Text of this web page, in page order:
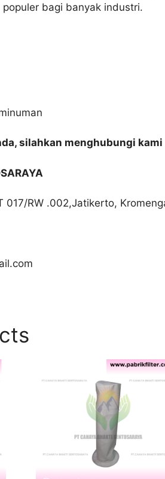
bagi banyak industri.
silahkan menghubungi
017/RW .002,Jatikerto,